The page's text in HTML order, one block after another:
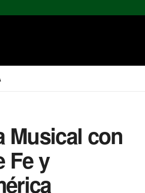
Musical con
Fe y